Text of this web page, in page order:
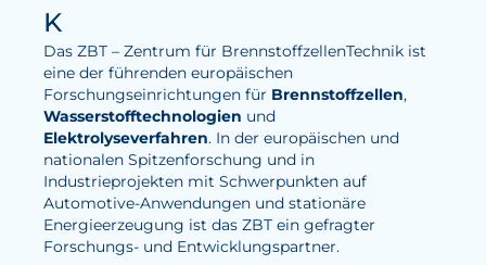
Wasserstoff
Elektrolyse
Leistungen
Entwicklung
Herstellungsverfahren
Mess- und Prüfverfahren
K
Das ZBT – Zentrum für BrennstoffzellenTechnik ist
eine der führenden europäischen
Forschungseinrichtungen für Brennstoffzellen,
Wasserstofftechnologien und
Elektrolyseverfahren. In der europäischen und
nationalen Spitzenforschung und in
Industrieprojekten mit Schwerpunkten auf
Automotive-Anwendungen und stationäre
Energieerzeugung ist das ZBT ein gefragter
Forschungs- und Entwicklungspartner.